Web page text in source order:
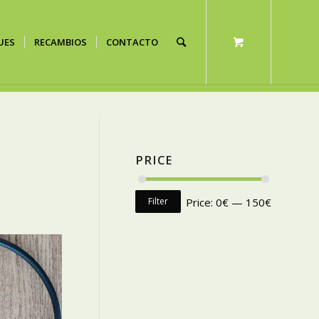
RECAMBIOS CONTACTO
PRICE
Filter Price: 0€ — 150€